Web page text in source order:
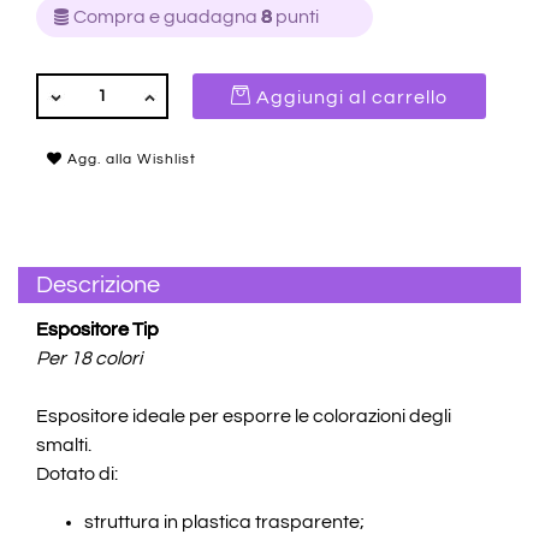
Compra e guadagna 8 punti
QUANTITÀ
Aggiungi al carrello
Agg. alla Wishlist
Descrizione
Espositore Tip
Per 18 colori
Espositore ideale per esporre le colorazioni degli
smalti.
Dotato di:
struttura in plastica trasparente;